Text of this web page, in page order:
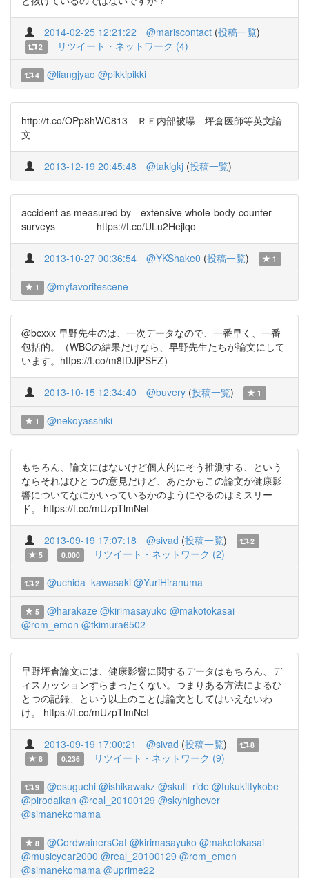
2014-02-25 12:21:22 @mariscontact (投稿一覧)
2 リツイート・ネットワーク (4)
4 @liangjyao @pikkipikki
http://t.co/OPp8hWC813 ＲＥ内部被曝 坪倉医師等英文論
文
2013-12-19 20:45:48 @takigkj (投稿一覧)
accident as measured by extensive whole-body-counter
surveys https://t.co/ULu2Hejlqo
2013-10-27 00:36:54 @YKShake0 (投稿一覧) 1
1 @myfavoritescene
@bcxxx 早野先生のは、一次データなので、一番早く、一番
包括的。（WBCの結果だけなら、早野先生たちが論文にして
います。https://t.co/m8tDJjPSFZ）
2013-10-15 12:34:40 @buvery (投稿一覧) 1
1 @nekoyasshiki
もちろん、論文にはないけど個人的にそう推測する、という
ならそれはひとつの意見だけど、あたかもこの論文が健康影
響についてなにかいっているかのようにやるのはミスリー
ド。 https://t.co/mUzpTlmNeI
2013-09-19 17:07:18 @sivad (投稿一覧)
2
5
0.000 リツイート・ネットワーク (2)
2 @uchida_kawasaki @YuriHiranuma
5 @harakaze @kirimasayuko @makotokasai
@rom_emon @tkimura6502
早野坪倉論文には、健康影響に関するデータはもちろん、デ
ィスカッションすらまったくない。つまりある方法によるひ
とつの記録、という以上のことは論文としてはいえないわ
け。 https://t.co/mUzpTlmNeI
2013-09-19 17:00:21 @sivad (投稿一覧)
8
8
0.236 リツイート・ネットワーク (9)
9 @esuguchi @ishikawakz @skull_ride @fukukittykobe
@pirodaikan @real_20100129 @skyhighever
@simanekomama
8 @CordwainersCat @kirimasayuko @makotokasai
@musicyear2000 @real_20100129 @rom_emon
@simanekomama @uprime22